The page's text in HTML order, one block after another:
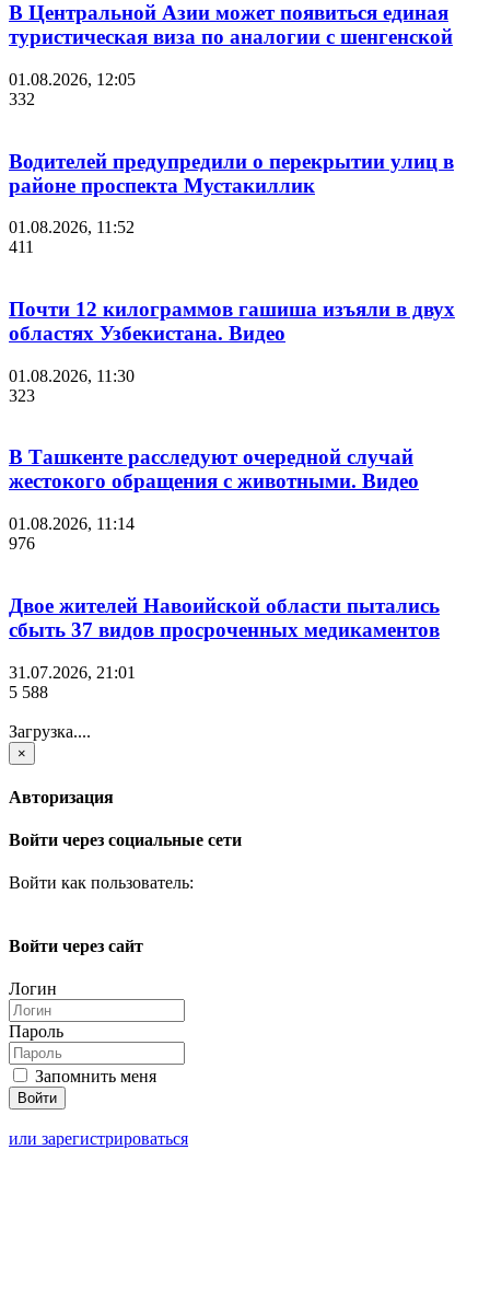
В Центральной Азии может появиться единая
туристическая виза по аналогии с шенгенской
01.08.2026, 12:05
332
Водителей предупредили о перекрытии улиц в
районе проспекта Мустакиллик
01.08.2026, 11:52
411
Почти 12 килограммов гашиша изъяли в двух
областях Узбекистана. Видео
01.08.2026, 11:30
323
В Ташкенте расследуют очередной случай
жестокого обращения с животными. Видео
01.08.2026, 11:14
976
Двое жителей Навоийской области пытались
сбыть 37 видов просроченных медикаментов
31.07.2026, 21:01
5 588
Загрузка....
×
Авторизация
Войти через социальные сети
Войти как пользователь:
Войти через сайт
Логин
Пароль
Запомнить меня
или зарегистрироваться